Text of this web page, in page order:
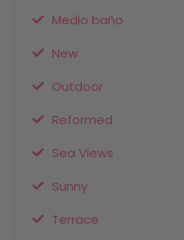
Medio baño
New
Outdoor
Reformed
Sea Views
Sunny
Terrace